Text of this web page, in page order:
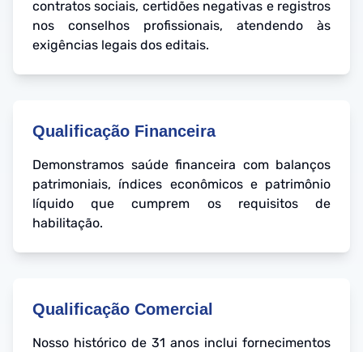
contratos sociais, certidões negativas e registros
nos conselhos profissionais, atendendo às
exigências legais dos editais.
Qualificação Financeira
Demonstramos saúde financeira com balanços
patrimoniais, índices econômicos e patrimônio
líquido que cumprem os requisitos de
habilitação.
Qualificação Comercial
Nosso histórico de 31 anos inclui fornecimentos